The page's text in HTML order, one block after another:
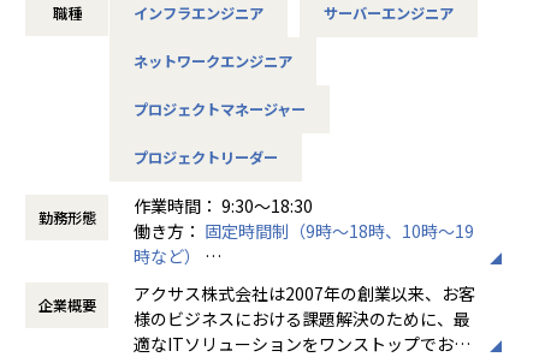
【業務の変更の範囲】
L/PM業務を行って頂き、当社の核となって頂ける方を募集し
メント（進捗管理・レビュー・目標設定・評価など）もご意
マネジメント業務については、営業サポート社員がメンバー
ご自身のご経験・強み・志向性に合わせそれぞれの案件、各
開発フェーズ（要件定義～テスト）から携わって頂きます。
アサイン先はエンジニアのこと第一に考え、事前に条件(通勤
時間・リモート比率)を相談し、希望を叶えられるように決定
いたします。
職種 インフラエンジニア サーバーエンジニア
ネットワークエンジニア
プロジェクトマネージャー
プロジェクトリーダー
勤務形態
作業時間： 9:30～18:30
働き方： 固定時間制（9時～18時、10時～19
時など）
時間外労働の有無： 有（月平均11.5時間）
休憩時間： 60分
企業概要
アクサス株式会社は2007年の創業以来、お客
様のビジネスにおける課題解決のために、最
適なITソリューションをワンストップでお届